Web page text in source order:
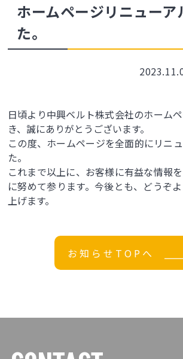
ホームページリニューア
た。
日頃より中興ベルト株式会社のホーム
き、誠にありがとうございます。
この度、ホームページを全面的にリニ
た。
これまで以上に、お客様に有益な情報
に努めて参ります。今後とも、どうぞ
上げます。
お知らせTOPへ